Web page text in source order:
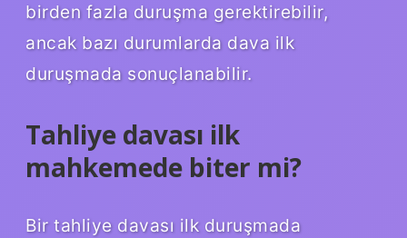
birden fazla duruşma gerektirebilir,
ancak bazı durumlarda dava ilk
duruşmada sonuçlanabilir.
Tahliye davası ilk
mahkemede biter mi?
Bir tahliye davası ilk duruşmada